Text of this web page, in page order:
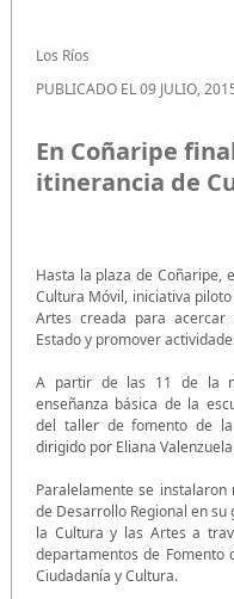
Los Ríos
PUBLICADO EL 09 JULIO,
En Coñaripe
itinerancia de
Hasta la plaza de Coñaripe,
Cultura Móvil, iniciativa
Artes creada para
Estado y promover
A partir de las 11 de la
enseñanza básica de la
del taller de fomento de la
dirigido por Eliana
Paralelamente se instalaron
de Desarrollo Regional en
la Cultura y las Artes a
departamentos de Fomento
Ciudadanía y Cultura.